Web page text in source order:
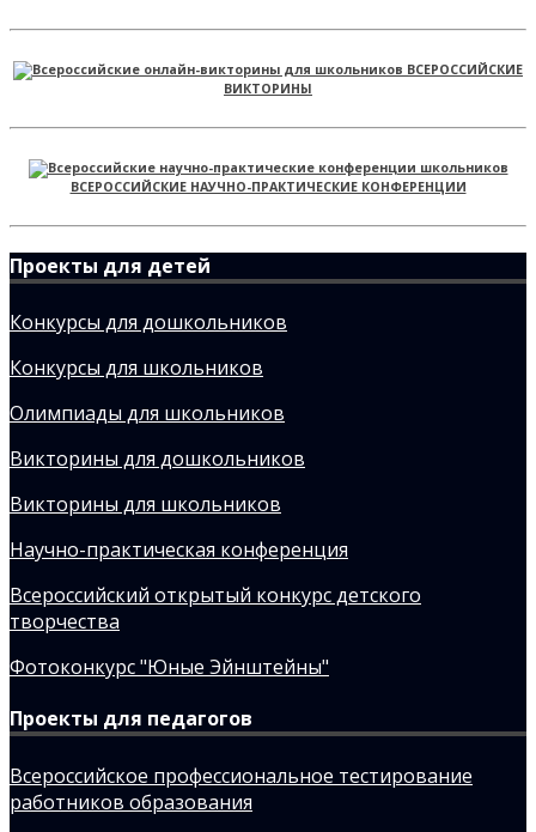
ВСЕРОССИЙСКИЕ
ВИКТОРИНЫ
ВСЕРОССИЙСКИЕ НАУЧНО-ПРАКТИЧЕСКИЕ КОНФЕРЕНЦИИ
Проекты для детей
Конкурсы для дошкольников
Конкурсы для школьников
Олимпиады для школьников
Викторины для дошкольников
Викторины для школьников
Научно-практическая конференция
Всероссийский открытый конкурс детского
творчества
Фотоконкурс "Юные Эйнштейны"
Проекты для педагогов
Всероссийское профессиональное тестирование
работников образования